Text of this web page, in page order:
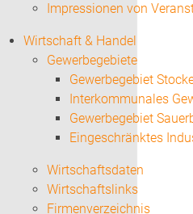
Impressionen von
Wirtschaft & Handel
Gewerbegebiete
Gewerbegebiet
Interkommunales
Gewerbegebiet
Eingeschränktes
Wirtschaftsdaten
Wirtschaftslinks
Firmenverzeichnis